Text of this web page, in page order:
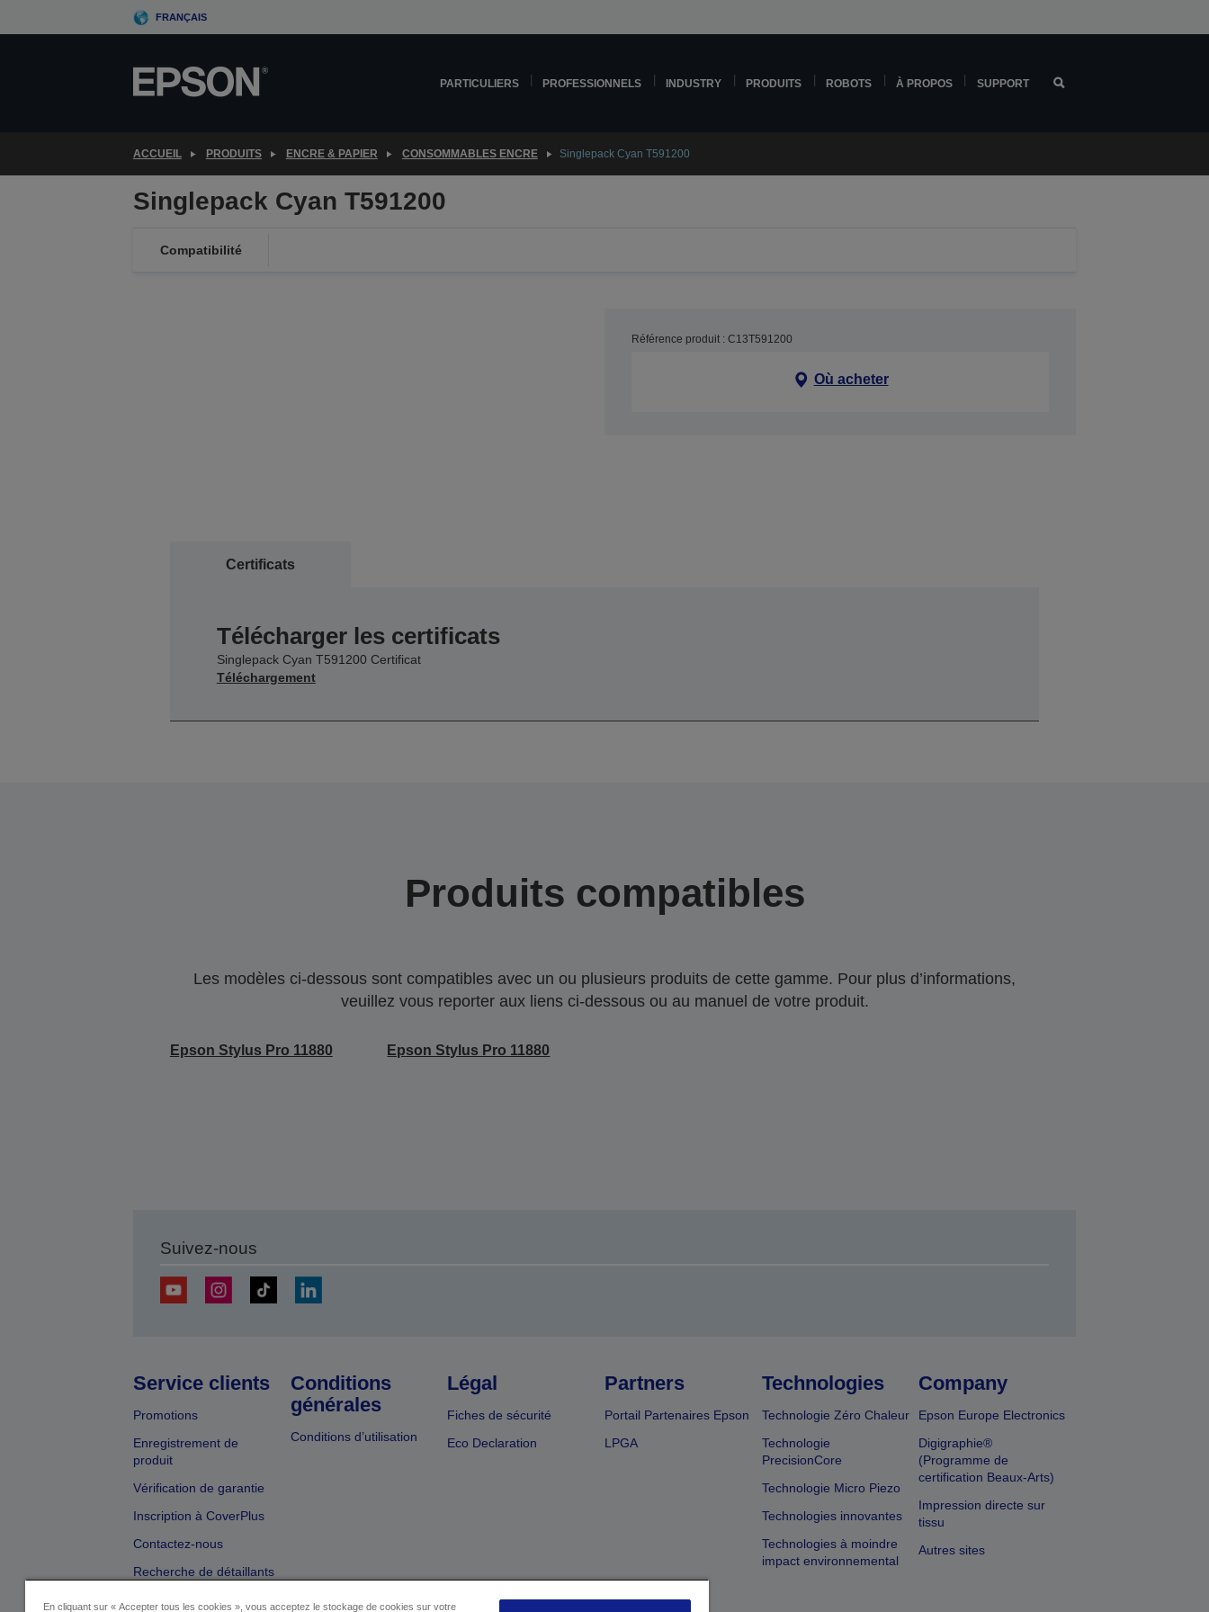
to
FRANÇAIS
PARTICULIERS PROFESSIONNELS INDUSTRY PRODUITS ROBOTS À PROPOS SUPPORT
ACCUEIL PRODUITS ENCRE & PAPIER CONSOMMABLES ENCRE Singlepack Cyan T591200
Singlepack Cyan T591200
Compatibilité
Référence produit : C13T591200
Où acheter
Certificats
Télécharger les certificats
Singlepack Cyan T591200 Certificat
Téléchargement
Produits compatibles
Les modèles ci-dessous sont compatibles avec un ou plusieurs produits de cette gamme. Pour plus d’informations,
veuillez vous reporter aux liens ci-dessous ou au manuel de votre produit.
Epson Stylus Pro 11880 Epson Stylus Pro 11880
Suivez-nous
Service clients
Promotions
Enregistrement de
produit
Vérification de garantie
Inscription à CoverPlus
Contactez-nous
Recherche de détaillants
Conditions
générales
Conditions d’utilisation
Légal
Fiches de sécurité
Eco Declaration
Partners
Portail Partenaires Epson
LPGA
Technologies
Technologie Zéro Chaleur
Technologie
PrecisionCore
Technologie Micro Piezo
Technologies innovantes
Technologies à moindre
impact environnemental
Company
Epson Europe Electronics
Digigraphie®
(Programme de
certification Beaux-Arts)
Impression directe sur
tissu
Autres sites
En cliquant sur « Accepter tous les cookies », vous acceptez le stockage de cookies sur votre